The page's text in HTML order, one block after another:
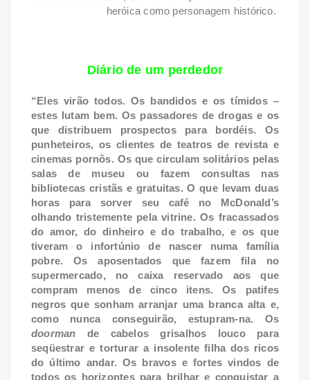
heróica como personagem histórico.
Diário de um perdedor
“Eles virão todos. Os bandidos e os tímidos –
estes lutam bem. Os passadores de drogas e os
que distribuem prospectos para bordéis. Os
punheteiros, os clientes de teatros de revista e
cinemas pornôs. Os que circulam solitários pelas
salas de museu ou fazem consultas nas
bibliotecas cristãs e gratuitas. O que levam duas
horas para sorver seu café no McDonald’s
olhando tristemente pela vitrine. Os fracassados
do amor, do dinheiro e do trabalho, e os que
tiveram o infortúnio de nascer numa família
pobre. Os aposentados que fazem fila no
supermercado, no caixa reservado aos que
compram menos de cinco itens. Os patifes
negros que sonham arranjar uma branca alta e,
como nunca conseguirão, estupram-na. Os
doorman de cabelos grisalhos louco para
seqüestrar e torturar a insolente filha dos ricos
do último andar. Os bravos e fortes vindos de
todos os horizontes para brilhar e conquistar a